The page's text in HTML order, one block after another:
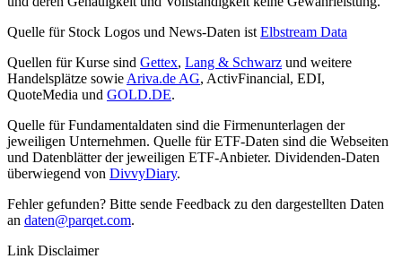
Quelle für Stock Logos und News-Daten ist Elbstream Data
Quellen für Kurse sind Gettex, Lang & Schwarz und weitere
Handelsplätze sowie Ariva.de AG, ActivFinancial, EDI,
QuoteMedia und GOLD.DE.
Quelle für Fundamentaldaten sind die Firmenunterlagen der
jeweiligen Unternehmen. Quelle für ETF-Daten sind die Webseiten
und Datenblätter der jeweiligen ETF-Anbieter. Dividenden-Daten
überwiegend von DivvyDiary.
Fehler gefunden? Bitte sende Feedback zu den dargestellten Daten
an daten@parqet.com.
Link Disclaimer